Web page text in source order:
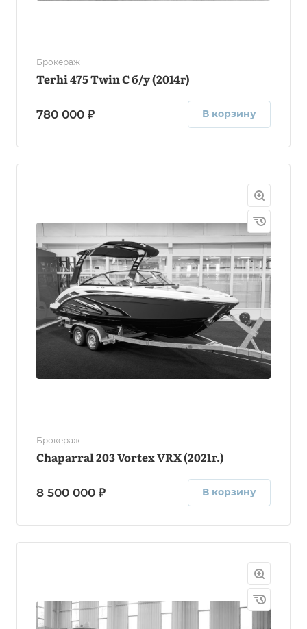
Брокераж
Terhi 475 Twin C б/у (2014г)
780 000 ₽ В корзину
Брокераж
Chaparral 203 Vortex VRX (2021г.)
8 500 000 ₽ В корзину